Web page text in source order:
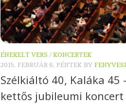
ÉNEKELT VERS /KONCERTEK
2015. FEBRUÁR 6. PÉNTEK BY
Szélkiáltó 40, Kaláka 45
kettős jubileumi koncert